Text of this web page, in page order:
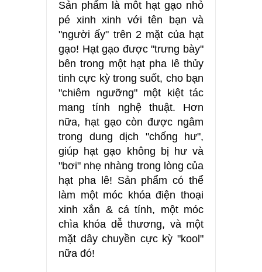
Sản phẩm là môt hạt gạo nhỏ
pé xinh xinh với tên bạn và
"người ấy" trên 2 mặt của hạt
gạo! Hạt gạo được "trưng bày"
bên trong một hạt pha lê thủy
tinh cực kỳ trong suốt, cho bạn
"chiêm ngưỡng" một kiệt tác
mang tính nghệ thuật. Hơn
nữa, hạt gạo còn được ngâm
trong dung dịch "chống hư",
giúp hạt gạo không bị hư và
"bơi" nhẹ nhàng trong lòng của
hạt pha lê! Sản phẩm có thể
làm một móc khóa điện thoại
xinh xắn & cá tính, một móc
chìa khóa dễ thương, và một
mặt dây chuyền cực kỳ "kool"
nữa đó!